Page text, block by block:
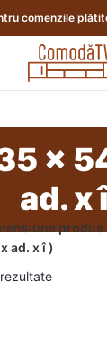
comenzile
x
ad. x
produs
ad. x î )